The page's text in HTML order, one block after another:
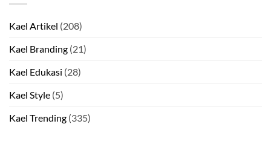
Kael Artikel (208)
Kael Branding (21)
Kael Edukasi (28)
Kael Style (5)
Kael Trending (335)